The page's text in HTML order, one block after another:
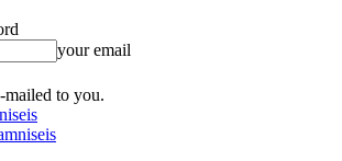
your email
to you.